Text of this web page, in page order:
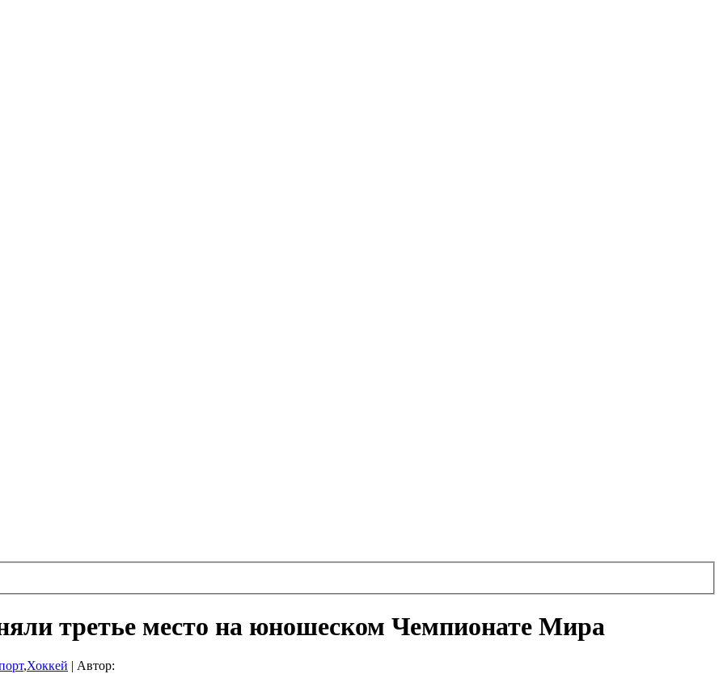
третье место на юношеском Чемпионате Мира
,Хоккей
Автор: